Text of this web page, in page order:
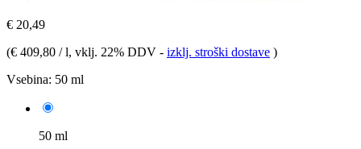
€ 20,49
(€ 409,80 / l, vklj. 22% DDV - izklj. stroški dostave )
Vsebina: 50 ml
50 ml